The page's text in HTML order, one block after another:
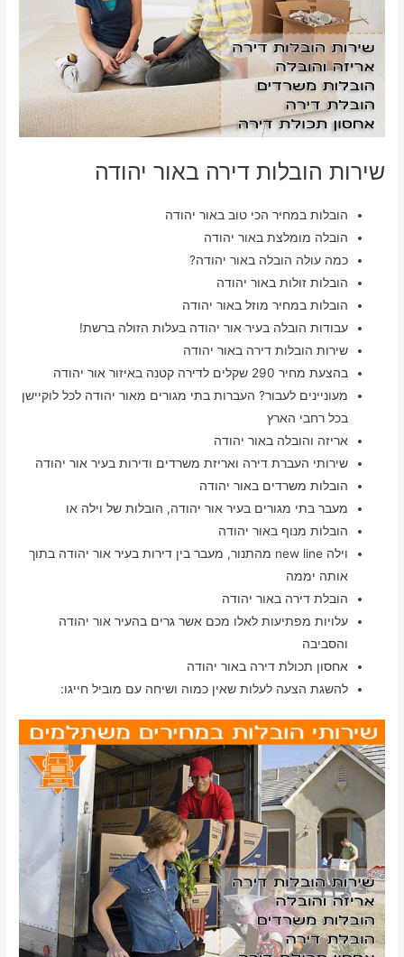
שירות הובלות דירה באור יהודה
הובלות במחיר הכי טוב באור יהודה
הובלה מומלצת באור יהודה
כמה עולה הובלה באור יהודה?
הובלות זולות באור יהודה
הובלות במחיר מוזל באור יהודה
עבודות הובלה בעיר אור יהודה בעלות הזולה ברשת!
שירות הובלות דירה באור יהודה
בהצעת מחיר 290 שקלים לדירה קטנה באיזור אור יהודה
מעוניינים לעבור? העברות בתי מגורים מאור יהודה לכל לוקיישן
בכל רחבי הארץ
אריזה והובלה באור יהודה
שירותי העברת דירה ואריזת משרדים ודירות בעיר אור יהודה
הובלות משרדים באור יהודה
מעבר בתי מגורים בעיר אור יהודה, הובלות של וילה או
הובלות מנוף באור יהודה
וילה new line מהתנור, מעבר בין דירות בעיר אור יהודה בתוך
אותה יממה
הובלת דירה באור יהודה
עלויות מפתיעות לאלו מכם אשר גרים בהעיר אור יהודה
והסביבה
אחסון תכולת דירה באור יהודה
להשגת הצעה לעלות שאין כמוה ושיחה עם מוביל חייגו: